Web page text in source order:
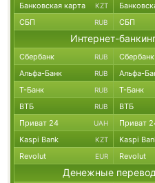
Банковская карта KZT
СБП RUB СБП
Интернет-
Сбербанк RUB Сбербанк
Альфа-Банк RUB Альфа-
Т-Банк RUB Т-Банк
ВТБ RUB ВТБ
Приват 24 UAH Приват
Kaspi Bank KZT Kaspi
Revolut EUR Revolut
Денежные